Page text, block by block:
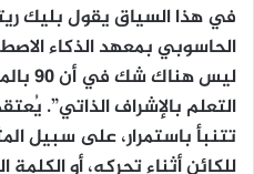
في هذا السياق يقول بليك
الحاسوبي بمعهد الذكاء
ليس
التعلم بالإشراف الذاتي”.
تتنبأ باستمرار، على سبيل
للكائن أثناء تحركه، أو الكلمة